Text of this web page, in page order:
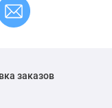
заказов